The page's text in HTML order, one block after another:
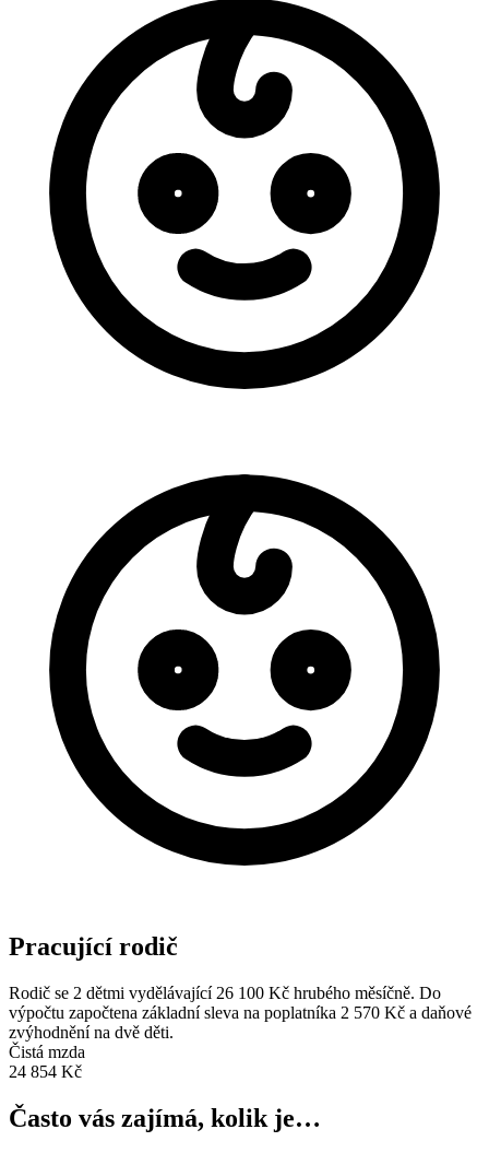
Pracující rodič
Rodič se 2 dětmi vydělávající 26 100 Kč hrubého měsíčně. Do
výpočtu započtena základní sleva na poplatníka 2 570 Kč a daňové
zvýhodnění na dvě děti.
Čistá mzda
24 854 Kč
Často vás zajímá, kolik je…